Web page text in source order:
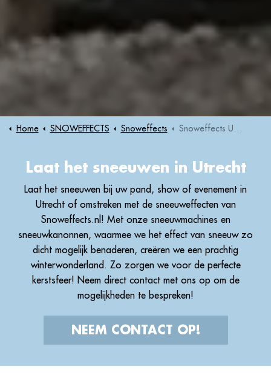
Home SNOWEFFECTS Snoweffects Snoweffects Utrecht
Laat het sneeuwen in Utrecht
Laat het sneeuwen bij uw pand, show of evenement in
Utrecht of omstreken met de sneeuweffecten van
Snoweffects.nl! Met onze sneeuwmachines en
sneeuwkanonnen, waarmee we het effect van sneeuw zo
dicht mogelijk benaderen, creëren we een prachtig
winterwonderland. Zo zorgen we voor de perfecte
kerstsfeer! Neem direct contact met ons op om de
mogelijkheden te bespreken!
NEEM CONTACT OP!